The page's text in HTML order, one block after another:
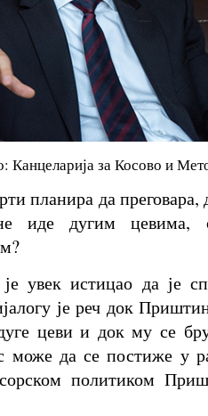
Канцеларија за Косово и
планира да преговара,
иде дугим цевима,
увек истицао да је
је реч док
цеви и док му се
може да се постиже у
политиком